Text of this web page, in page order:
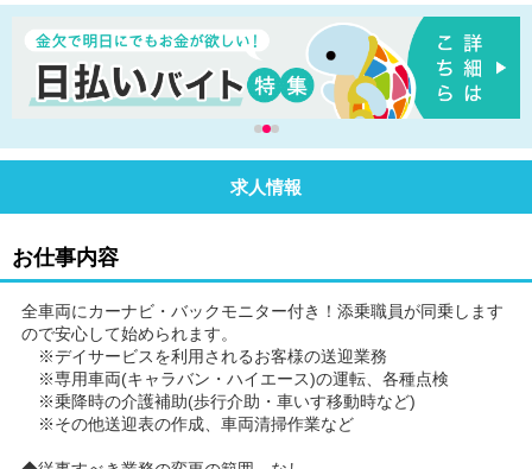
求人情報
お仕事内容
全車両にカーナビ・バックモニター付き！添乗職員が同乗します
ので安心して始められます。
※デイサービスを利用されるお客様の送迎業務
※専用車両(キャラバン・ハイエース)の運転、各種点検
※乗降時の介護補助(歩行介助・車いす移動時など)
※その他送迎表の作成、車両清掃作業など